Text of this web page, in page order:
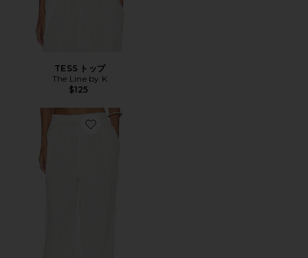
TESS トップ
The Line by K
$125
Favorite LOUIS ジーニーパンツ